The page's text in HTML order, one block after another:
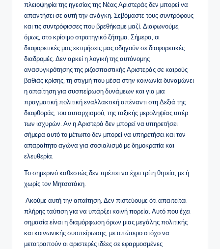
πλειοψηφία της ηγεσίας της Νέας Αριστεράς δεν μπορεί να
απαντήσει σε αυτή την ανάγκη. Σεβόμαστε τους συντρόφους
και τις συντρόφισσες που βρεθήκαμε μαζί. Διαφωνούμε,
όμως, στο κρίσιμο στρατηγικό ζήτημα. Σήμερα, οι
διαφορετικές μας εκτιμήσεις μας οδηγούν σε διαφορετικές
διαδρομές. Δεν αρκεί η λογική της αυτόνομης
ανασυγκρότησης της ριζοσπαστικής Αριστεράς σε καιρούς
βαθιάς κρίσης, τη στιγμή που μέσα στην κοινωνία δυναμώνει
η απαίτηση για συσπείρωση δυνάμεων και για μια
πραγματική πολιτική εναλλακτική απέναντι στη Δεξιά της
διαφθοράς, του αυταρχισμού, της ταξικής μεροληψίας υπέρ
των ισχυρών. Αν η Αριστερά δεν μπορεί να υπηρετήσει
σήμερα αυτό το μέτωπο δεν μπορεί να υπηρετήσει και τον
απαραίτητο αγώνα για σοσιαλισμό με δημοκρατία και
ελευθερία.
Το σημερινό καθεστώς δεν πρέπει να έχει τρίτη θητεία, με ή
χωρίς τον Μητσοτάκη.
Ακούμε αυτή την απαίτηση. Δεν πιστεύουμε ότι απαιτείται
πλήρης ταύτιση για να υπάρξει κοινή πορεία. Αυτό που έχει
σημασία είναι η διαμόρφωση όρων μιας μεγάλης πολιτικής
και κοινωνικής συσπείρωσης, με απώτερο στόχο να
μετατραπούν οι αριστερές ιδέες σε εφαρμοσμένες